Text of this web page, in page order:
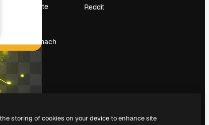
Deine Inhalte
Suchst du nach
magnific.ai
Reddit
storing of cookies on your device to enhance site